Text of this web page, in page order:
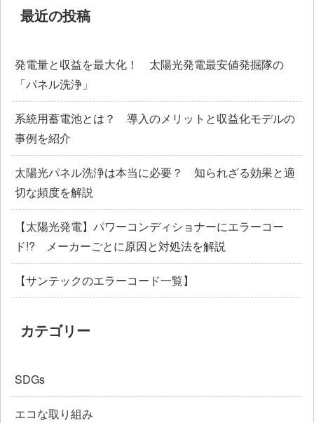
最近の投稿
発電量と収益を最大化！ 太陽光発電最安値発掘隊の
「パネル洗浄」
系統用蓄電池とは？ 導入のメリットと収益化モデルの
事例を紹介
太陽光パネル洗浄は本当に必要？ 知られざる効果と適
切な頻度を解説
【太陽光発電】パワーコンディショナーにエラーコー
ド!? メーカーごとに原因と対処法を解説
【サンテックのエラーコード一覧】
カテゴリー
SDGs
エコな取り組み